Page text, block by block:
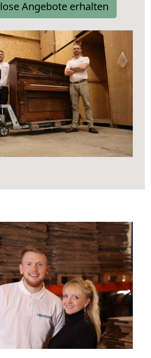
Angebote erhalten